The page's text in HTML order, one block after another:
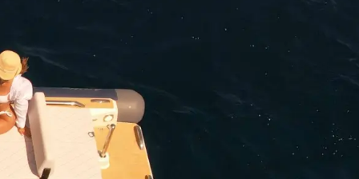
AGILIS 355C